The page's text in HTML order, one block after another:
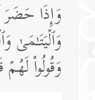
وَإِذَا حَضَرَ
وَٱلۡیَتَـٰمَىٰ
وَقُولُوا۟ لَهُمۡ